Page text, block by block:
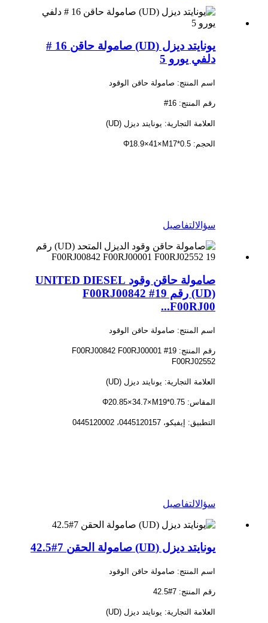
يونايتد ديزل (UD) صامولة حاقن 16 #
دلفي يورو 5
اسم المنتج: صامولة حاقن الوقود
رقم المنتج: 16#
العلامة التجارية: يونايتد ديزل (UD)
الحجم: Φ18.9×41×M17*0.5
سؤالالتفاصيل
صامولة حاقن وقود UNITED DIESEL
(UD) رقم 19# F00RJ00842
F00RJ00...
اسم المنتج: صامولة حاقن الوقود
رقم المنتج: 19# F00RJ00842 F00RJ00001
F00RJ02552
العلامة التجارية: يونايتد ديزل (UD)
المقاس: Φ20.85×34.7×M19*0.75
التطبيق: إيفيكو، 0445120157، 0445120002
سؤالالتفاصيل
يونايتد ديزل (UD) صامولة الحقن 7#42.5
اسم المنتج: صامولة حاقن الوقود
رقم المنتج: 7#42.5
العلامة التجارية: يونايتد ديزل (UD)